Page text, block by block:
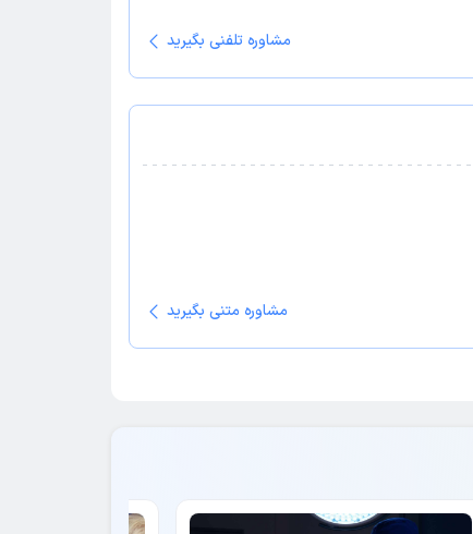
مشاوره تلفنی بگیرید
مشاوره متنی بگیرید